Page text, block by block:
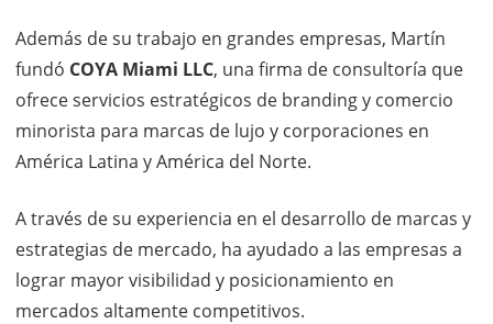
Además de su trabajo en grandes empresas, Martín
fundó COYA Miami LLC, una firma de consultoría que
ofrece servicios estratégicos de branding y comercio
minorista para marcas de lujo y corporaciones en
América Latina y América del Norte.
A través de su experiencia en el desarrollo de marcas y
estrategias de mercado, ha ayudado a las empresas a
lograr mayor visibilidad y posicionamiento en
mercados altamente competitivos.